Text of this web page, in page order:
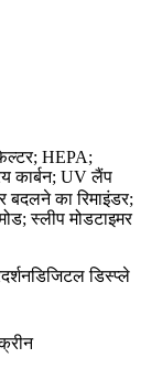
HEPA;
कार्बन; UV लैंप
बदलने का रिमाइंडर;
स्लीप मोडटाइमर
डिजिटल डिस्प्ले